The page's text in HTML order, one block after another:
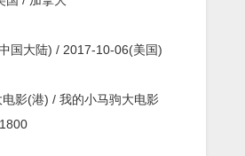
国大陆) / 2017-10-06(美国)
影(港) / 我的小马驹大电影